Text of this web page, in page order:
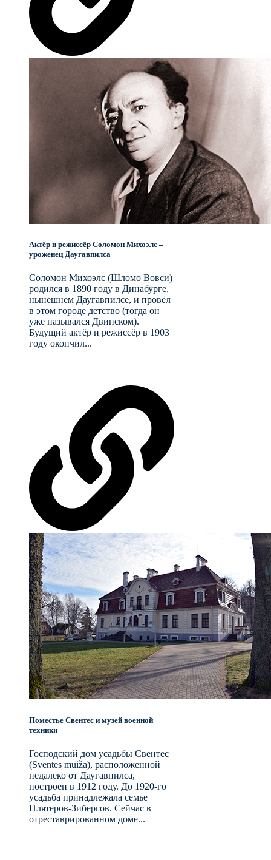
Актёр и режиссёр Соломон Михоэлс –
уроженец Даугавпилса
Соломон Михоэлс (Шломо Вовси)
родился в 1890 году в Динабурге,
нынешнем Даугавпилсе, и провёл
в этом городе детство (тогда он
уже назывался Двинском).
Будущий актёр и режиссёр в 1903
году окончил...
Поместье Свентес и музей военной
техники
Господский дом усадьбы Свентес
(Sventes muiža), расположенной
недалеко от Даугавпилса,
построен в 1912 году. До 1920-го
усадьба принадлежала семье
Плятеров-Зибергов. Сейчас в
отреставрированном доме...